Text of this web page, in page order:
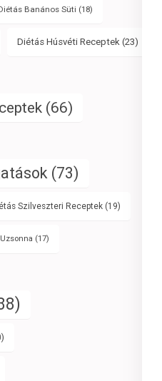
Banános Süti (18)
Diétás Húsvéti Receptek (23)
(66)
(73)
Szilveszteri Receptek (19)
(17)